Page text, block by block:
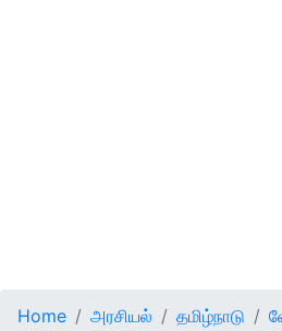
Home அரசியல் தமிழ்நாடு